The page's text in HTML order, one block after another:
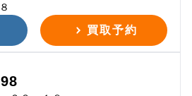
買取予約